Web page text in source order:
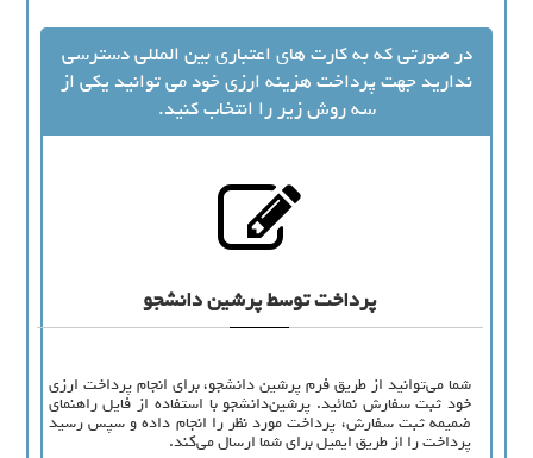
در صورتی که به کارت های اعتباری بین المللی دسترسی
ندارید جهت پرداخت هزینه ارزی خود می توانید یکی از
سه روش زیر را انتخاب کنید.
پرداخت توسط پرشین دانشجو
شما می‌توانید از طریق فرم پرشین دانشجو، برای انجام پرداخت ارزی
خود ثبت سفارش نمائید. پرشین‌دانشجو با استفاده از فایل راهنمای
ضمیمه ثبت سفارش، پرداخت مورد نظر را انجام داده و سپس رسید
پرداخت را از طریق ایمیل برای شما ارسال می‌کند.